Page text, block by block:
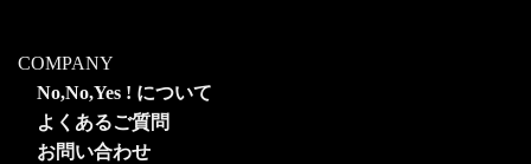
COMPANY
No,No,Yes ! について
よくあるご質問
お問い合わせ